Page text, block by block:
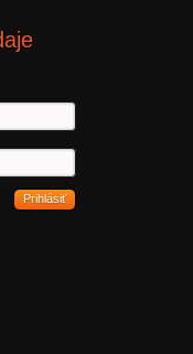
Prihlásiť